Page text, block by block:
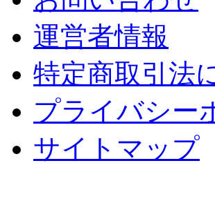
運営者情報
特定商取引法
プライバシー
サイトマップ